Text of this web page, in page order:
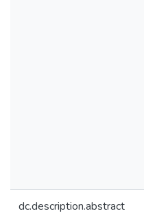
dc.description.abstract